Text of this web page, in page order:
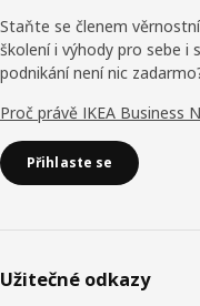
Staňte se členem
školení i výhody pro sebe i
podnikání není nic
Proč právě IKEA Business
Přihlaste se
Užitečné odkazy